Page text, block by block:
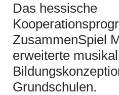
Das hessische
ZusammenSpiel
erweiterte
Grundschulen.